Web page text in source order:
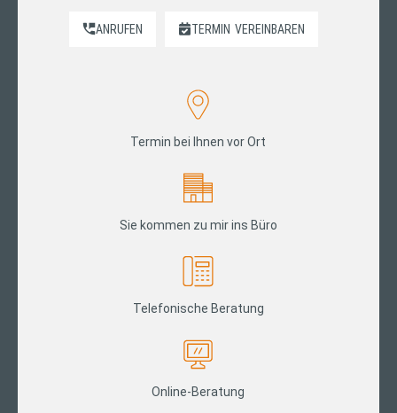
ANRUFEN TERMIN VEREINBAREN
Termin bei Ihnen vor Ort
Sie kommen zu mir ins Büro
Telefonische Beratung
Online-Beratung